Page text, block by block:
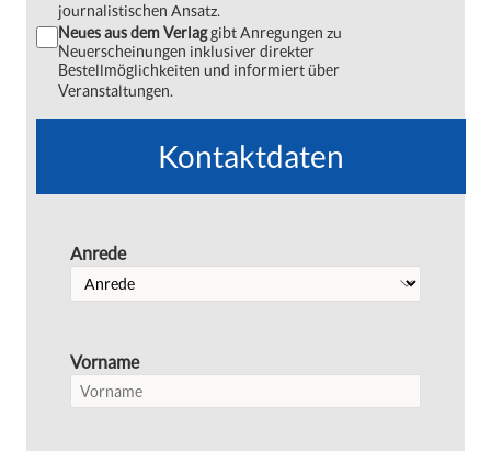
journalistischen Ansatz.
Neues aus dem Verlaggibt Anregungen zu
Neuerscheinungen inklusiver direkter
Bestellmöglichkeiten und informiert über
Veranstaltungen.
Kontaktdaten
Anrede
Vorname